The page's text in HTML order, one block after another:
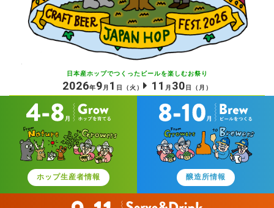
日本産ホップでつくったビールを楽しむお祭り
2026年9 月 1 日 （火） 11 月 30 日 （月）
ホップ生産者情報 醸造所情報